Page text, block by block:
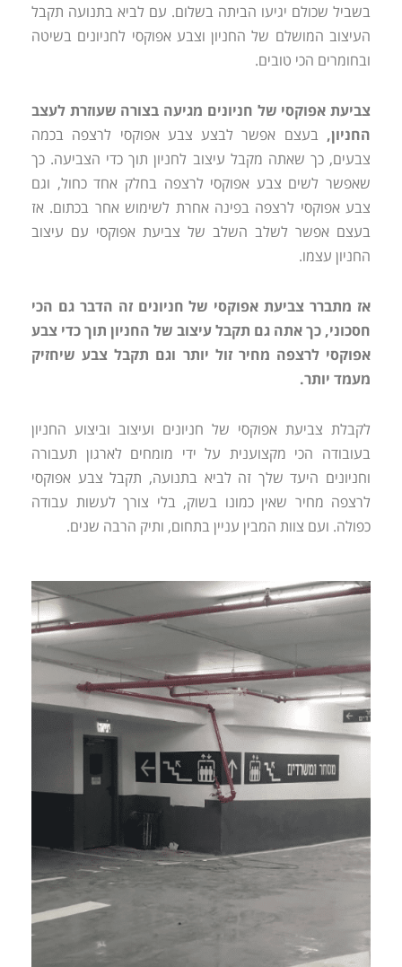
בשביל שכולם יגיעו הביתה בשלום. עם לביא בתנועה תקבל
העיצוב המושלם של החניון וצבע אפוקסי לחניונים בשיטה
ובחומרים הכי טובים.
צביעת אפוקסי של חניונים מגיעה בצורה שעוזרת לעצב
החניון,בעצם אפשר לבצע צבע אפוקסי לרצפה בכמה
צבעים, כך שאתה מקבל עיצוב לחניון תוך כדי הצביעה. כך
שאפשר לשים צבע אפוקסי לרצפה בחלק אחד כחול, וגם
צבע אפוקסי לרצפה בפינה אחרת לשימוש אחר בכתום. אז
בעצם אפשר לשלב השלב של צביעת אפוקסי עם עיצוב
החניון עצמו.
אז מתברר צביעת אפוקסי של חניונים זה הדבר גם הכי
חסכוני, כך אתה גם תקבל עיצוב של החניון תוך כדי צבע
אפוקסי לרצפה מחיר זול יותר וגם תקבל צבע שיחזיק
מעמד יותר.
לקבלת צביעת אפוקסי של חניונים ועיצוב וביצוע החניון
בעובודה הכי מקצוענית על ידי מומחים לארגון תעבורה
וחניונים היעד שלך זה לביא בתנועה, תקבל צבע אפוקסי
לרצפה מחיר שאין כמונו בשוק, בלי צורך לעשות עבודה
כפולה. ועם צוות המבין עניין בתחום, ותיק הרבה שנים.